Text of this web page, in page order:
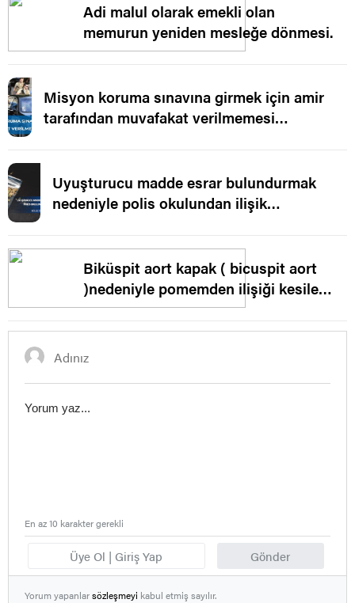
Adi malul olarak emekli olan
memurun yeniden mesleğe dönmesi.
Misyon koruma sınavına girmek için amir
tarafından muvafakat verilmemesi
Uyuşturucu madde esrar bulundurmak
nedeniyle polis okulundan ilişik
Biküspit aort kapak ( bicuspit aort
)nedeniyle pomemden ilişiği kesilen
aday
Üye Ol | Giriş Yap Gönder
En az 10 karakter gerekli
Yorum yapanlarsözleşmeyi kabul etmiş sayılır.